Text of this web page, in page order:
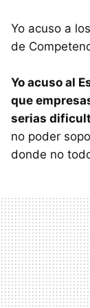
Yo acuso a
de
Yo acuso al
que
serias
no poder
donde no